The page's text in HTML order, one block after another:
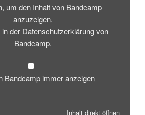
um den Inhalt von Bandcamp
anzuzeigen.
in der Datenschutzerklärung von
Bandcamp.
Bandcamp immer anzeigen
Inhalt direkt öffnen